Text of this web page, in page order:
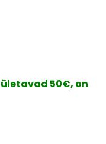
50€, on